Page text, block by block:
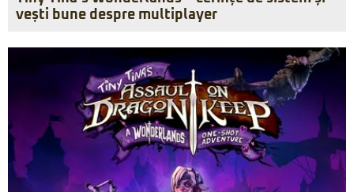
vești bune despre multiplayer